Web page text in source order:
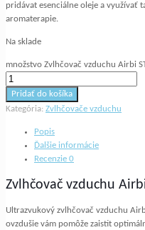
pridávat esenciálne oleje a využívať
aromaterapie.
Na sklade
množstvo Zvlhčovač vzduchu Airbi
Pridať do košíka
Kategória: Zvlhčovače vzduchu
Popis
Ďalšie informácie
Recenzie 0
Zvlhčovač vzduchu Airbi
Ultrazvukový zvlhčovač vzduchu
ovzdušie vám pomôže zaistit